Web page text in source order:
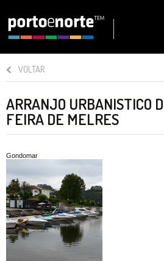
VOLTAR
ARRANJO URBANISTICO
FEIRA DE MELRES
Gondomar